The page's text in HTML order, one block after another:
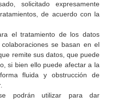
solicitado expresamente
de acuerdo con la
el tratamiento de los datos
se basan en el
remite sus datos, que puede
si bien ello puede afectar a la
fluida y obstrucción de
podrán utilizar para dar